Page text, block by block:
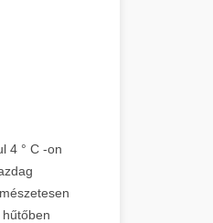
4 ° C -on